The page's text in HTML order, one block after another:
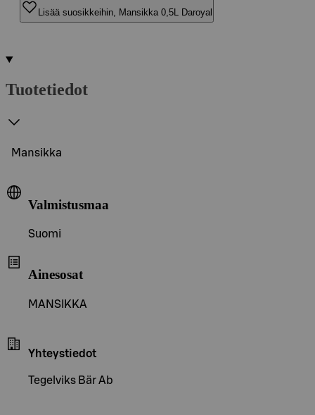
Lisää suosikkeihin, Mansikka 0,5L Daroyal
Tuotetiedot
Mansikka
Valmistusmaa
Suomi
Ainesosat
MANSIKKA
Yhteystiedot
Tegelviks Bär Ab